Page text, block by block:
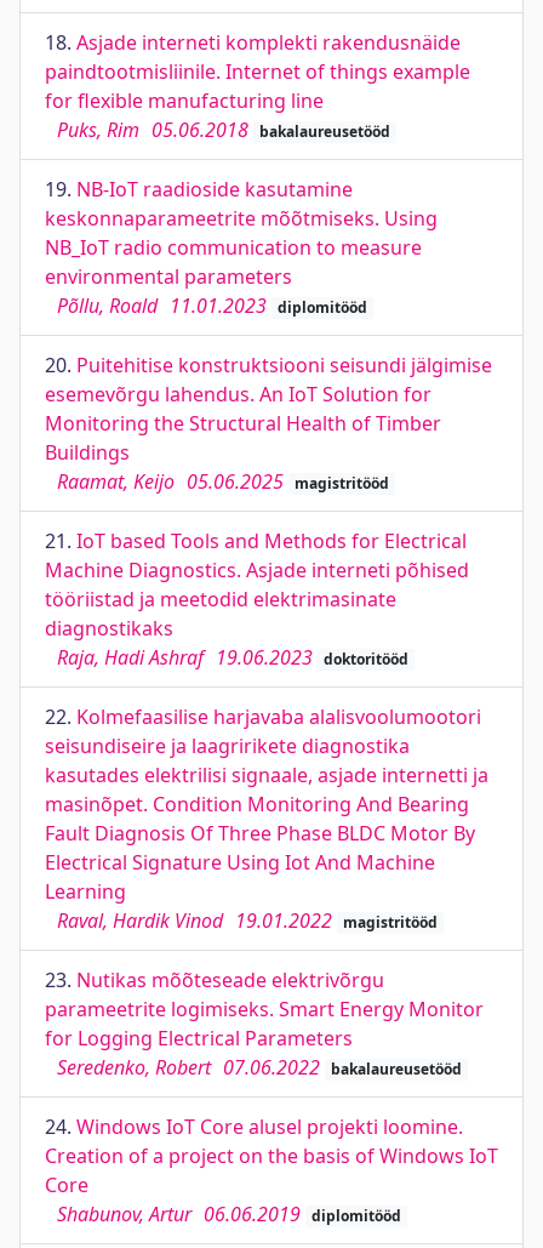
18. Asjade interneti komplekti rakendusnäide
paindtootmisliinile. Internet of things example
for flexible manufacturing line
Puks, Rim 05.06.2018 bakalaureusetööd
19. NB-IoT raadioside kasutamine
keskonnaparameetrite mõõtmiseks. Using
NB_IoT radio communication to measure
environmental parameters
Põllu, Roald 11.01.2023 diplomitööd
20. Puitehitise konstruktsiooni seisundi jälgimise
esemevõrgu lahendus. An IoT Solution for
Monitoring the Structural Health of Timber
Buildings
Raamat, Keijo 05.06.2025 magistritööd
21. IoT based Tools and Methods for Electrical
Machine Diagnostics. Asjade interneti põhised
tööriistad ja meetodid elektrimasinate
diagnostikaks
Raja, Hadi Ashraf 19.06.2023 doktoritööd
22. Kolmefaasilise harjavaba alalisvoolumootori
seisundiseire ja laagririkete diagnostika
kasutades elektrilisi signaale, asjade internetti ja
masinõpet. Condition Monitoring And Bearing
Fault Diagnosis Of Three Phase BLDC Motor By
Electrical Signature Using Iot And Machine
Learning
Raval, Hardik Vinod 19.01.2022 magistritööd
23. Nutikas mõõteseade elektrivõrgu
parameetrite logimiseks. Smart Energy Monitor
for Logging Electrical Parameters
Seredenko, Robert 07.06.2022 bakalaureusetööd
24. Windows IoT Core alusel projekti loomine.
Creation of a project on the basis of Windows IoT
Core
Shabunov, Artur 06.06.2019 diplomitööd